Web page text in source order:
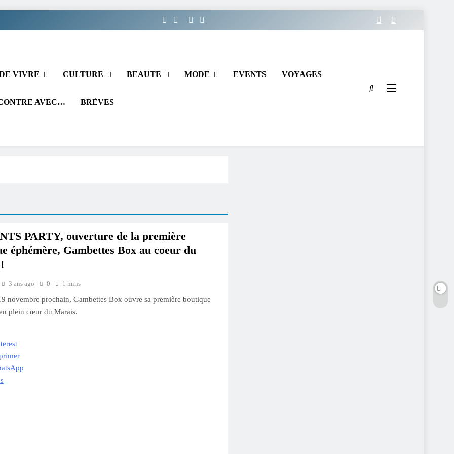
VIVRE CULTURE BEAUTE MODE EVENTS VOYAGES
AVEC… BRÈVES
PARTY, ouverture de la première
éphémère, Gambettes Box au coeur du
3 ans ago 0 1 mins
novembre prochain, Gambettes Box ouvre sa première boutique
plein cœur du Marais.